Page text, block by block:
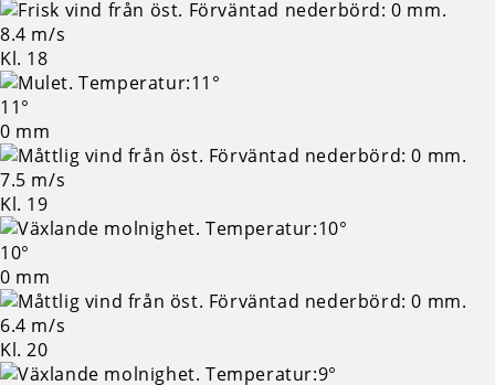
8.4 m/s
Kl. 18
11°
0 mm
7.5 m/s
Kl. 19
10°
0 mm
6.4 m/s
Kl. 20